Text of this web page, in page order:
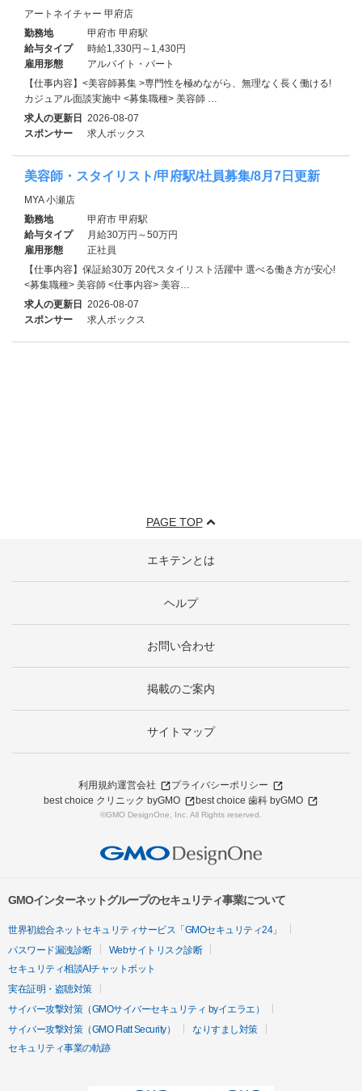
アートネイチャー 甲府店
勤務地
甲府市 甲府駅
給与タイプ
時給1,330円～1,430円
雇用形態
アルバイト・パート
【仕事内容】<美容師募集 >専門性を極めながら、無理なく長く働ける!
カジュアル面談実施中 <募集職種> 美容師 …
求人の更新日 2026-08-07
スポンサー
求人ボックス
美容師・スタイリスト/甲府駅/社員募集/8月7日更新
MYA 小瀬店
勤務地
甲府市 甲府駅
給与タイプ
月給30万円～50万円
雇用形態
正社員
【仕事内容】保証給30万 20代スタイリスト活躍中 選べる働き方が安心!
<募集職種> 美容師 <仕事内容> 美容…
求人の更新日 2026-08-07
スポンサー
求人ボックス
PAGE TOP
エキテンとは
ヘルプ
お問い合わせ
掲載のご案内
サイトマップ
利用規約運営会社
プライバシーポリシー
best choice クリニック byGMO
best choice 歯科 byGMO
©GMO DesignOne, Inc. All Rights reserved.
GMOインターネットグループのセキュリティ事業について
世界初総合ネットセキュリティサービス「GMOセキュリティ24」
パスワード漏洩診断
Webサイトリスク診断
セキュリティ相談AIチャットボット
実在証明・盗聴対策
サイバー攻撃対策（GMOサイバーセキュリティ byイエラエ）
サイバー攻撃対策（GMO Flatt Security）
なりすまし対策
セキュリティ事業の軌跡